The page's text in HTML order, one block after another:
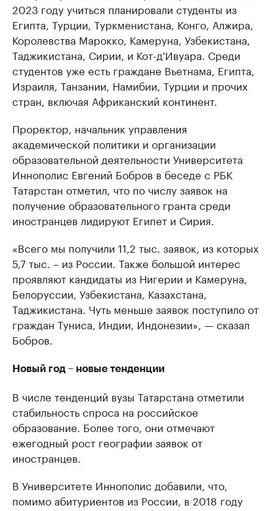
2023 году учиться планировали студенты из
Египта, Турции, Туркменистана, Конго, Алжира,
Королевства Марокко, Камеруна, Узбекистана,
Таджикистана, Сирии, и Кот-д'Ивуара. Среди
студентов уже есть граждане Вьетнама, Египта,
Израиля, Танзании, Намибии, Турции и прочих
стран, включая Африканский континент.
Проректор, начальник управления
академической политики и организации
образовательной деятельности Университета
Иннополис Евгений Бобров в беседе с РБК
Татарстан отметил, что по числу заявок на
получение образовательного гранта среди
иностранцев лидируют Египет и Сирия.
«Всего мы получили 11,2 тыс. заявок, из которых
5,7 тыс. – из России. Также большой интерес
проявляют кандидаты из Нигерии и Камеруна,
Белоруссии, Узбекистана, Казахстана,
Таджикистана. Чуть меньше заявок поступило от
граждан Туниса, Индии, Индонезии», — сказал
Бобров.
Новый год – новые тенденции
В числе тенденций вузы Татарстана отметили
стабильность спроса на российское
образование. Более того, они отмечают
ежегодный рост географии заявок от
иностранцев.
В Университете Иннополис добавили, что,
помимо абитуриентов из России, в 2018 году